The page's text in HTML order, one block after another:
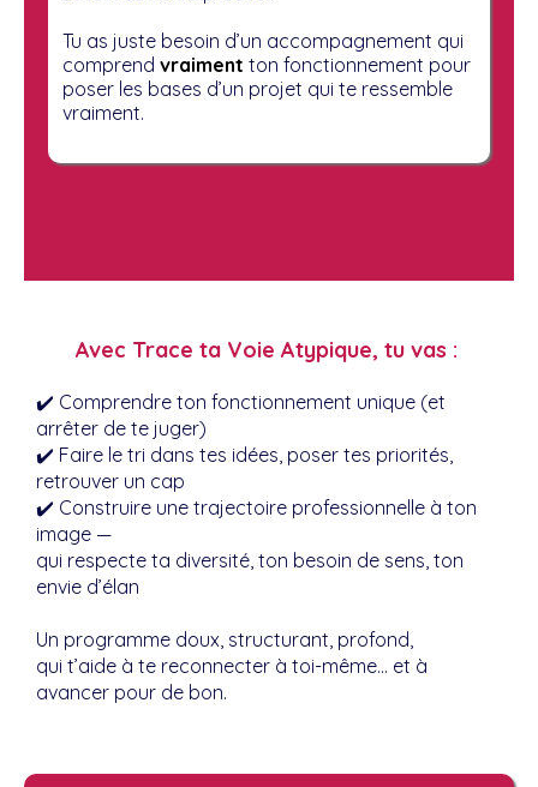
Tu as juste besoin d’un accompagnement qui
comprend vraiment ton fonctionnement pour
poser les bases d’un projet qui te ressemble
vraiment.
Avec Trace ta Voie Atypique, tu vas :
✔️ Comprendre ton fonctionnement unique (et
arrêter de te juger)
✔️ Faire le tri dans tes idées, poser tes priorités,
retrouver un cap
✔️ Construire une trajectoire professionnelle à ton
image —
qui respecte ta diversité, ton besoin de sens, ton
envie d’élan
Un programme doux, structurant, profond,
qui t’aide à te reconnecter à toi-même… et à
avancer pour de bon.